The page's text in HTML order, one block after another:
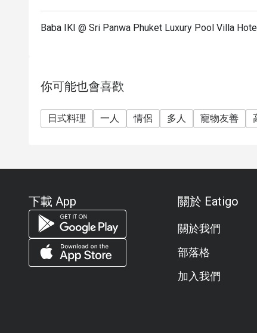
Baba IKI @ Sri Panwa Phuket Luxury Pool Villa
你可能也會喜歡
日式料理 一人 情侶 多人 寵物友善
下載 App 關於 Eatigo
關於我們
部落格
加入我們